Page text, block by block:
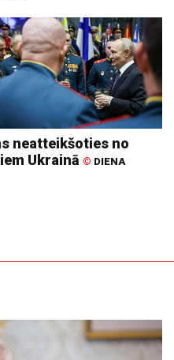
neatteikšoties no
Ukrainā © DIENA